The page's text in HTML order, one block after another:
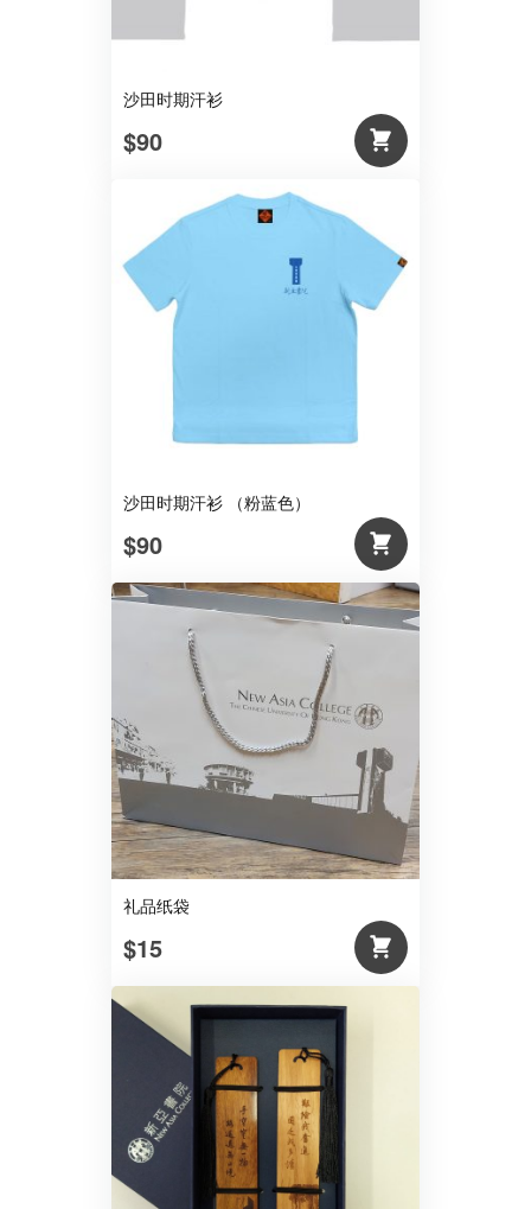
沙田时期汗衫
$90
沙田时期汗衫 （粉蓝色）
$90
礼品纸袋
$15